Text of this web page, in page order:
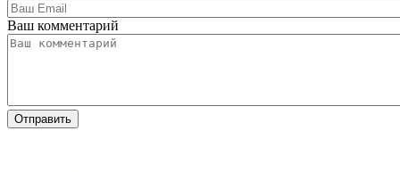
Ваш комментарий